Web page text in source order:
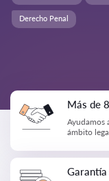
Derecho Penal
Más de
Ayudamos
ámbito